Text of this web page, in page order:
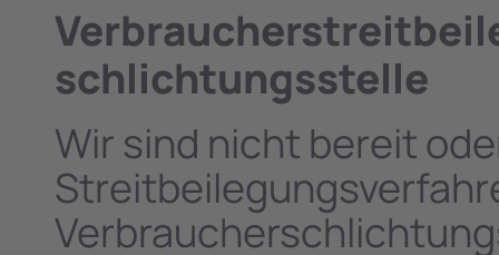
schlichtungs­stelle
Wir sind nicht bereit